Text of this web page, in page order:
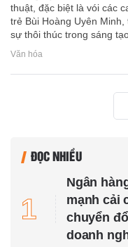
thuật, đặc biệt là vói các
trẻ Bùi Hoàng Uyên Minh,
sự thôi thúc trong sáng
Văn hóa
ĐỌC NHIỀU
1
Ngân
mạnh cải
chuyển
doanh